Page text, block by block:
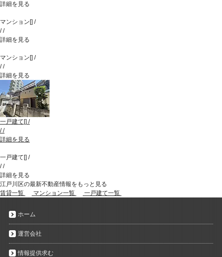
詳細を見る
マンション [] /
//
詳細を見る
マンション [] /
//
詳細を見る
一戸建て [] /
//
詳細を見る
一戸建て [] /
//
詳細を見る
江戸川区の最新不動産情報をもっと見る
賃貸一覧
マンション一覧 一戸建て一覧
ホーム
運営会社
情報提供求む